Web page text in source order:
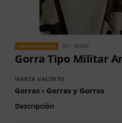
PERSONALIZABLE Ref. VL421
Gorra Tipo Militar
MARCA VALENTO
Gorras › Gorras y Gorros
Descripción